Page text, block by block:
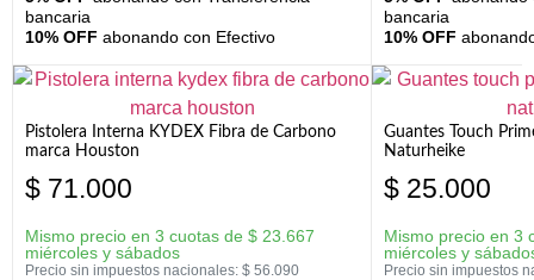
bancaria
10% OFF abonando con Efectivo
bancaria
10% OFF
Pistolera Interna KYDEX Fibra de Carbono
marca Houston
$ 71.000
Mismo precio en 3 cuotas de $ 23.667
miércoles y sábados
Precio sin impuestos nacionales: $ 56.090
Guantes Touch
Naturheike
$ 25.000
Mismo precio en 3
miércoles y
Precio sin impuestos